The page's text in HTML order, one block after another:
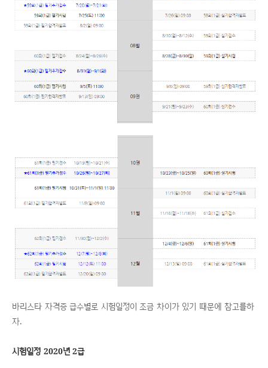
바리스타 자격증 급수별로 시험일정이 조금 차이가 있기 때문에 참고를하
자.
시험일정 2020년 2급